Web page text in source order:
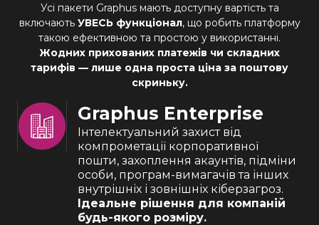
Усі пакети Graphus мають доступну вартість та
включають УВЕСЬ функціонал, що робить платформу
такою ефективною та простою у використанні.
Жодних прихованих платежів чи складних
тарифів — лише одна проста ціна за поштову
скриньку.
Graphus Enterprise
Інтелектуальний захист від
компрометації корпоративної
пошти, захоплення акаунтів, підміни
особи, програм-вимагачів та інших
внутрішніх і зовнішніх кіберзагроз.
Ідеальне рішення для компаній
будь-якого розміру.